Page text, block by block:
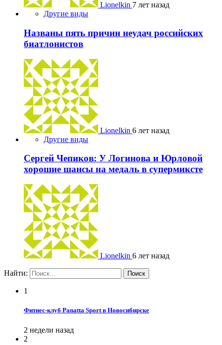
Lionelkin 7 лет назад
Другие виды
Названы пять причин неудач российских
биатлонистов
Lionelkin 6 лет назад
Другие виды
Сергей Чепиков: У Логинова и Юрловой
хорошие шансы на медаль в супермиксте
Lionelkin 6 лет назад
Найти:
1
Фитнес-клуб Panatta Sport в Новосибирске
2 недели назад
2